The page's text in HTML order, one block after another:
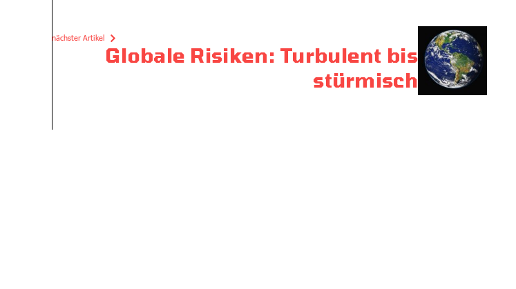
nächster Artikel
Globale Risiken: Turbulent bis
stürmisch